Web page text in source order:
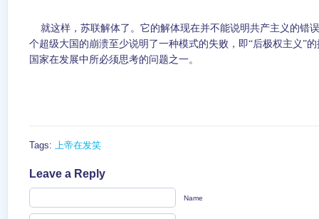
就这样，苏联解体了。它的解体现在并不能说明共产主义的错
个超级大国的崩溃至少说明了一种模式的失败，即“后极权主义”
国家在发展中所必须思考的问题之一。
Tags: 上帝在发笑
Leave a Reply
Name